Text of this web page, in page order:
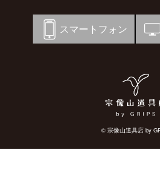
スマートフォン
© 宗像山道具店 by